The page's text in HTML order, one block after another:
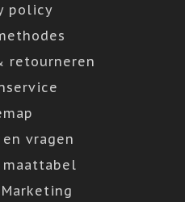
policy
retourneren
vragen
maattabel